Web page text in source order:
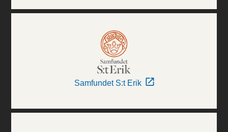
Samfundet S:t Erik